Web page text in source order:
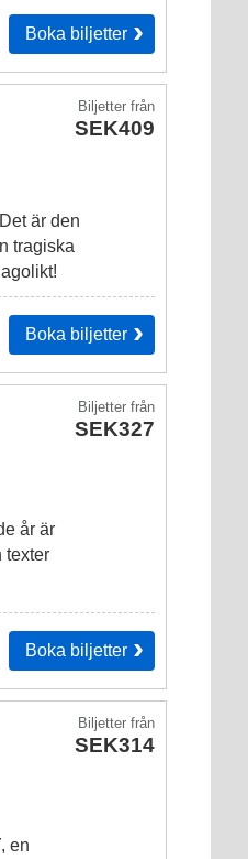
Boka biljetter
Biljetterfrån
SEK409
är den
tragiska
Boka biljetter
Biljetterfrån
SEK327
år är
texter
Boka biljetter
Biljetterfrån
SEK314
, en